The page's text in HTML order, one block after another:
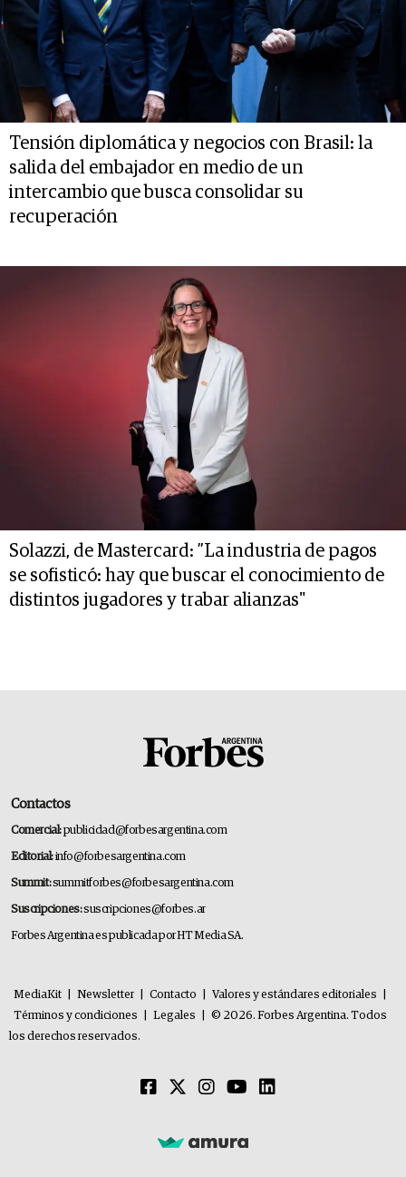
Tensión diplomática y negocios con Brasil: la
salida del embajador en medio de un
intercambio que busca consolidar su
recuperación
Solazzi, de Mastercard: ”La industria de pagos
se sofisticó: hay que buscar el conocimiento de
distintos jugadores y trabar alianzas"
Contactos
Comercial:publicidad@forbesargentina.com
Editorial:info@forbesargentina.com
Summit:summitforbes@forbesargentina.com
Suscripciones:suscripciones@forbes.ar
Forbes Argentina es publicada por HT Media SA.
MediaKit Newsletter Contacto Valores y estándares editoriales
Términos y condiciones
Legales
© 2026. Forbes Argentina. Todos
los derechos reservados.